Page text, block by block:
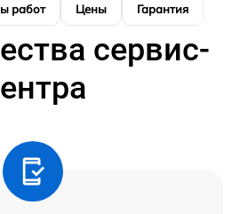
работ Цены Гарантия
сервис-